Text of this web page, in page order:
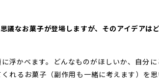
なお菓子が登場しますが、そのアイデアは
浮かべます。どんなものがほしいか、自分
れるお菓子（副作用も一緒に考えます）を